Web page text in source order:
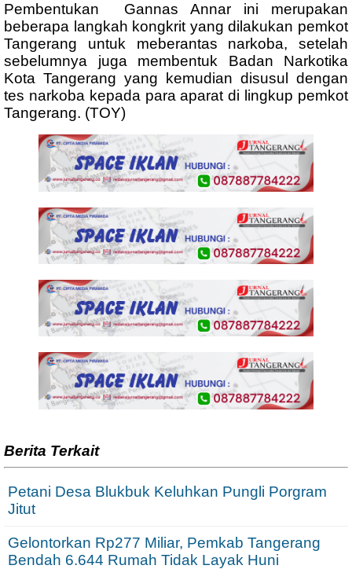
Pembentukan Gannas Annar ini merupakan
beberapa langkah kongkrit yang dilakukan pemkot
Tangerang untuk meberantas narkoba, setelah
sebelumnya juga membentuk Badan Narkotika
Kota Tangerang yang kemudian disusul dengan
tes narkoba kepada para aparat di lingkup pemkot
Tangerang. (TOY)
Berita Terkait
Petani Desa Blukbuk Keluhkan Pungli Porgram
Jitut
Gelontorkan Rp277 Miliar, Pemkab Tangerang
Bendah 6.644 Rumah Tidak Layak Huni